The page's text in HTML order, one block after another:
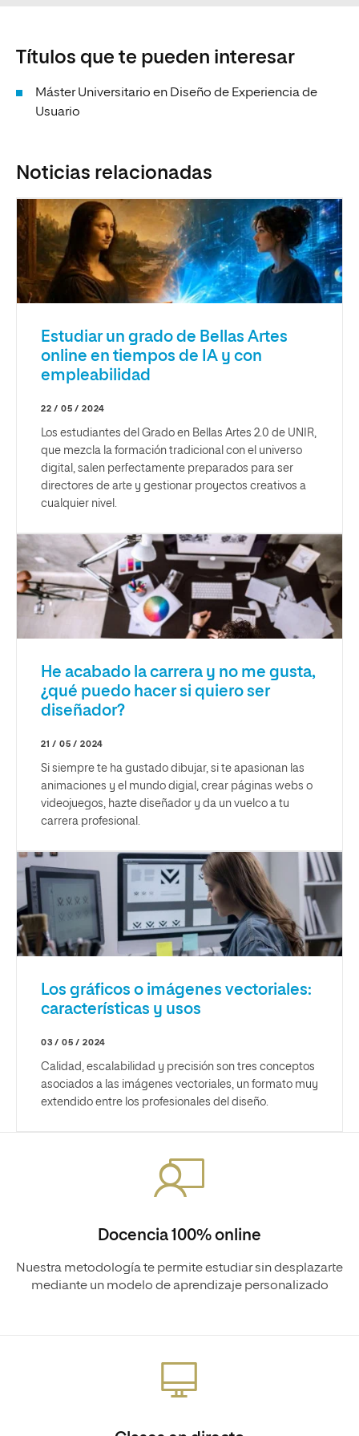
Títulos que te pueden interesar
Máster Universitario en Diseño de Experiencia de
Usuario
Noticias relacionadas
Estudiar un grado de Bellas Artes
online en tiempos de IA y con
empleabilidad
22 / 05 / 2024
Los estudiantes del Grado en Bellas Artes 2.0 de UNIR,
que mezcla la formación tradicional con el universo
digital, salen perfectamente preparados para ser
directores de arte y gestionar proyectos creativos a
cualquier nivel.
He acabado la carrera y no me gusta,
¿qué puedo hacer si quiero ser
diseñador?
21 / 05 / 2024
Si siempre te ha gustado dibujar, si te apasionan las
animaciones y el mundo digial, crear páginas webs o
videojuegos, hazte diseñador y da un vuelco a tu
carrera profesional.
Los gráficos o imágenes vectoriales:
características y usos
03 / 05 / 2024
Calidad, escalabilidad y precisión son tres conceptos
asociados a las imágenes vectoriales, un formato muy
extendido entre los profesionales del diseño.
Docencia 100% online
Nuestra metodología te permite estudiar sin desplazarte
mediante un modelo de aprendizaje personalizado